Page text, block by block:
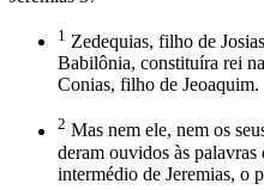
1 Zedequias, filho de
Babilônia, constituíra rei
Conias, filho de Jeoaquim.
2 Mas nem ele, nem os
deram ouvidos às
intermédio de Jeremias, o